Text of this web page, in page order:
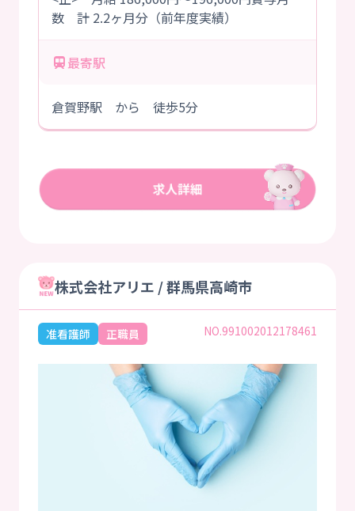
数 計 2.2ヶ月分（前年度実績）
最寄駅
倉賀野駅 から 徒歩5分
株式会社アリエ / 群馬県高崎市
准看護師 正職員 NO.991002012178461